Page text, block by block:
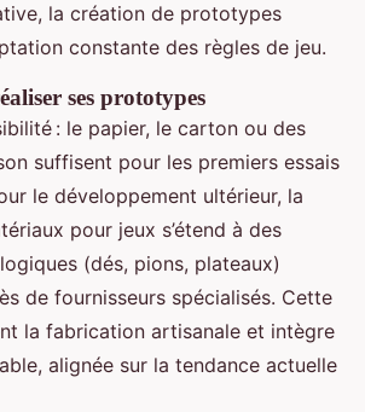
la création de prototypes
constante des règles de jeu.
ses prototypes
: le papier, le carton ou des
suffisent pour les premiers essais
le développement ultérieur, la
pour jeux s’étend à des
(dés, pions, plateaux)
de fournisseurs spécialisés. Cette
la fabrication artisanale et intègre
alignée sur la tendance actuelle